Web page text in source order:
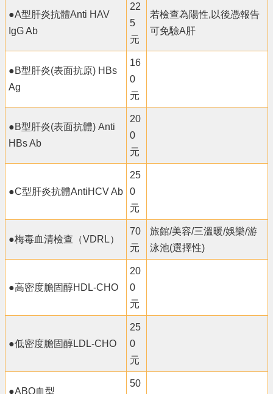
●A型肝炎抗體Anti HAV
IgG Ab
22
5
元
若檢查為陽性,以後憑報告
可免驗A肝
●B型肝炎(表面抗原) HBs
Ag
16
0
元
●B型肝炎(表面抗體) Anti
HBs Ab
20
0
元
●C型肝炎抗體AntiHCV Ab
25
0
元
●梅毒血清檢查（VDRL）
70
元
旅館/美容/三溫暖/娛樂/游
泳池(選擇性)
●高密度膽固醇HDL-CHO
20
0
元
●低密度膽固醇LDL-CHO
25
0
元
●ABO血型
50